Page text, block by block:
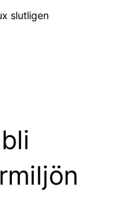
slutligen